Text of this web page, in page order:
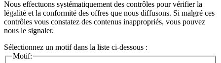
Nous effectuons systématiquement des contrôles pour vérifier la
légalité et la conformité des offres que nous diffusons. Si malgré ces
contrôles vous constatez des contenus inappropriés, vous pouvez
nous le signaler.
Sélectionnez un motif dans la liste ci-dessous :
Motif: